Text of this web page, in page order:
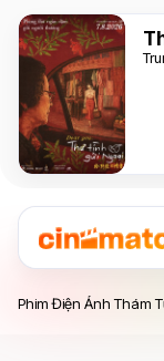
Của Độc Nhãn
Phim Điện Ảnh Thám